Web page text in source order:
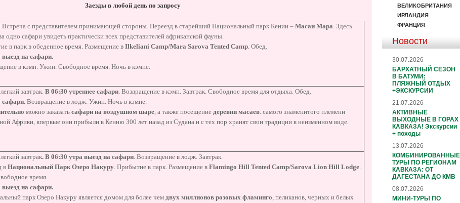
Заезды в любой день по запросу
с представителем принимающей стороны. Переезд в старейший Национальный парк Кении – Масаи Мара. Здесь
одно сафари увидеть практически всех представителей африканской фауны.
в парк в обеденное время. Размещение в Ilkeliani Camp/Mara Sarova Tented Camp. Обед.
на сафари.
в кэмп. Ужин. Свободное время. Ночь в кэмпе.
завтрак. В 06:30 утреннее сафари. Возвращение в кэмп. Завтрак. Свободное время для отдыха. Обед.
сафари. Возвращение в лодж. Ужин. Ночь в кэмпе.
можно заказать сафари на воздушном шаре, а также посещение деревни масаев. самого знаменитого племени
Африки, впервые они прибыли в Кению 300 лет назад из Судана и с тех пор хранят свои традиции в неизменном виде.
завтрак. В 06:30 утра выезд на сафари. Возвращение в лодж. Завтрак.
в Национальный Парк Озеро Накуру. Прибытие в парк. Размещение в Flamingo Hill Tented Camp/Sarova Lion Hill Lodge.
время.
на сафари.
парк Озеро Накуру является домом для более чем двух миллионов розовых фламинго, пеликанов, черных и белых
ВЕЛИКОБРИТАНИЯ
ИРЛАНДИЯ
ФРАНЦИЯ
Новости
30.07.2026
БАРХАТНЫЙ СЕЗОН
В БАТУМИ:
ПЛЯЖНЫЙ ОТДЫХ
+ЭКСКУРСИИ
21.07.2026
АКТИВНЫЕ
ВЫХОДНЫЕ В ГОРАХ
КАВКАЗА! Экскурсии
+ походы
13.07.2026
КОМБИНИРОВАННЫЕ
ТУРЫ ПО РЕГИОНАМ
КАВКАЗА: ОТ
ДАГЕСТАНА ДО КМВ
08.07.2026
МИНИ-ТУРЫ ПО